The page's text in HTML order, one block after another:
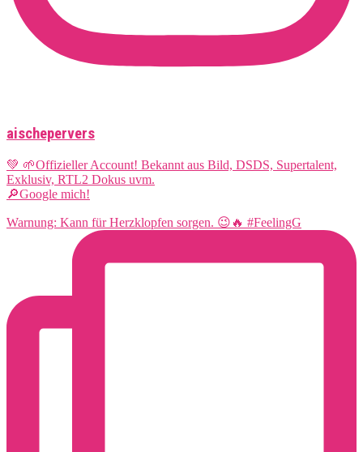
aischepervers
💚 🌱Offizieller Account! Bekannt aus Bild, DSDS, Supertalent,
Exklusiv, RTL2 Dokus uvm.
🔎Google mich!
Warnung: Kann für Herzklopfen sorgen. 😉🔥 #FeelingG